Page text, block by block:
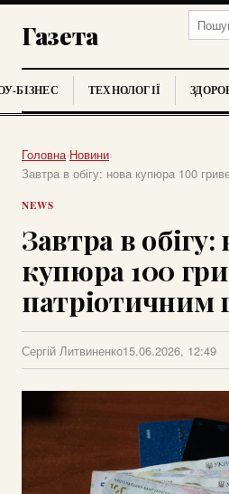
Газета
БІЗНЕС ТЕХНОЛОГІЇ
Головна›Новини›
Завтра в обігу: нова купюра 100
NEWS
Завтра в обігу:
купюра 100
патріотичним
Сергій Литвиненко15.06.2026, 12:49